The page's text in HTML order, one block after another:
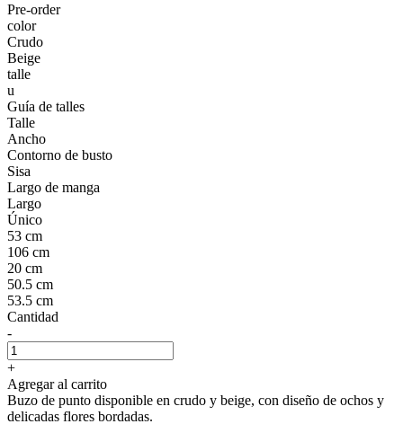
Pre-order
color
Crudo
Beige
talle
u
Guía de talles
Talle
Ancho
Contorno de busto
Sisa
Largo de manga
Largo
Único
53 cm
106 cm
20 cm
50.5 cm
53.5 cm
Cantidad
-
+
Agregar al carrito
Buzo de punto disponible en crudo y beige, con diseño de ochos y
delicadas flores bordadas.